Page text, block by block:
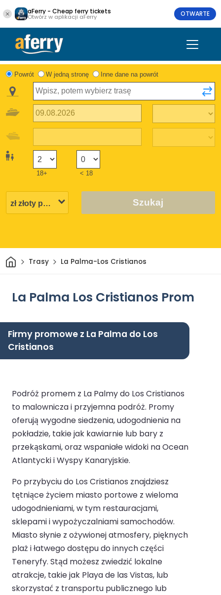
aFerry - Cheap ferry tickets
Otwórz w aplikacji aFerry OTWARTE
Powrót W jedną stronę Inne dane na powrót
18+ < 18
Szukaj
DomTrasy La Palma-Los Cristianos
La Palma Los Cristianos Prom
Firmy promowe z La Palma do Los
Cristianos
Podróż promem z La Palmy do Los Cristianos
to malownicza i przyjemna podróż. Promy
oferują wygodne siedzenia, udogodnienia na
pokładzie, takie jak kawiarnie lub bary z
przekąskami, oraz wspaniałe widoki na Ocean
Atlantycki i Wyspy Kanaryjskie.
Po przybyciu do Los Cristianos znajdziesz
tętniące życiem miasto portowe z wieloma
udogodnieniami, w tym restauracjami,
sklepami i wypożyczalniami samochodów.
Miasto słynie z ożywionej atmosfery, pięknych
plaż i łatwego dostępu do innych części
Teneryfy. Stąd możesz zwiedzić lokalne
atrakcje, takie jak Playa de las Vistas, lub
skorzystać z transportu publicznego lub